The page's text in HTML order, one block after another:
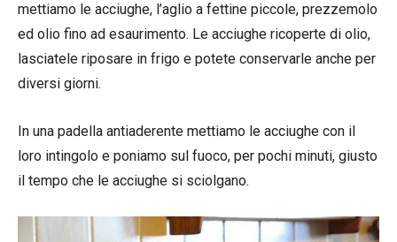
mettiamo le acciughe, l’aglio a fettine piccole, prezzemolo
ed olio fino ad esaurimento. Le acciughe ricoperte di olio,
lasciatele riposare in frigo e potete conservarle anche per
diversi giorni.
In una padella antiaderente mettiamo le acciughe con il
loro intingolo e poniamo sul fuoco, per pochi minuti, giusto
il tempo che le acciughe si sciolgano.